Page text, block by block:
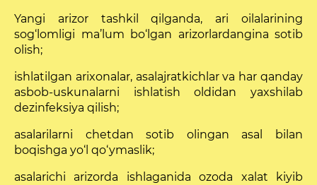
Yangi arizor tashkil qilganda, ari oilalarining
sog‘lomligi ma’lum bo‘lgan arizorlardangina sotib
olish;
ishlatilgan arixonalar, asalajratkichlar va har qanday
asbob-uskunalarni ishlatish oldidan yaxshilab
dezinfeksiya qilish;
asalarilarni chetdan sotib olingan asal bilan
boqishga yo‘l qo‘ymaslik;
asalarichi arizorda ishlaganida ozoda xalat kiyib